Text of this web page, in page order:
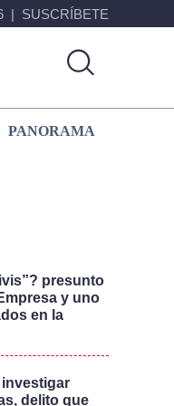
SUSCRÍBETE
PANORAMA
presunto
y uno
en la
investigar
delito que